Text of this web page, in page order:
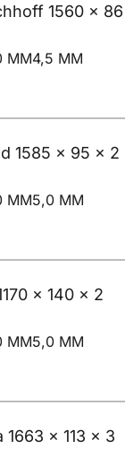
1560 x 86
MM4,5 MM
1585 x 95 x 2
MM5,0 MM
x 140 x 2
MM5,0 MM
x 113 x 3